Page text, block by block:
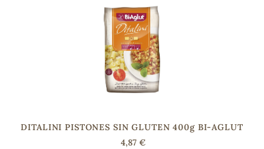
DITALINI PISTONES SIN GLUTEN 400g BI-AGLUT
4,87 €